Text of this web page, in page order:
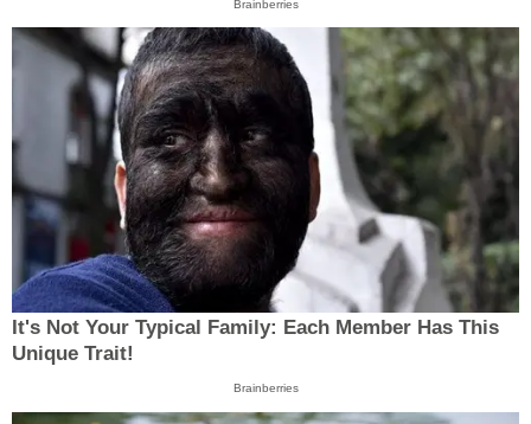
Brainberries
It's Not Your Typical Family: Each Member Has This
Unique Trait!
Brainberries